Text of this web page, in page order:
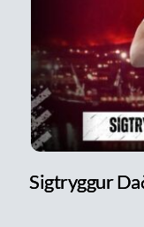
Sigtryggur